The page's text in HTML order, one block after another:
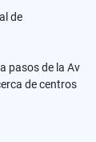
de
pasos de la Av
de centros